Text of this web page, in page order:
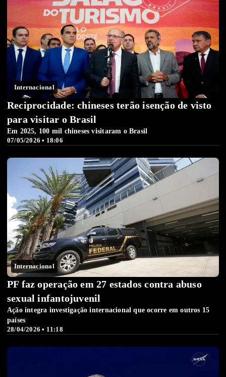
Internacional
07/05/2026 • 18:06
Reciprocidade: chineses terão isenção de visto
para visitar o Brasil
Em 2025, 100 mil chineses visitaram o Brasil
Internacional
28/04/2026 • 11:18
PF faz operação em 27 estados contra abuso
sexual infantojuvenil
Ação integra investigação internacional que ocorre em outros 15
países